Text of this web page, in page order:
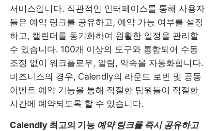
서비스입니다. 직관적인 인터페이스를 통해 사용자
들은 예약 링크를 공유하고, 예약 가능 여부를 설정
하고, 캘린더를 동기화하여 원활한 일정을 관리할
수 있습니다. 100개 이상의 도구와 통합되어 수동
조정 없이 워크플로우, 알림, 약속을 자동화합니다.
비즈니스의 경우, Calendly의 라운드 로빈 및 공동
이벤트 예약 기능을 통해 적절한 팀원들이 적절한
시간에 예약되도록 할 수 있습니다.
Calendly 최고의 기능 예약 링크를 즉시 공유하고